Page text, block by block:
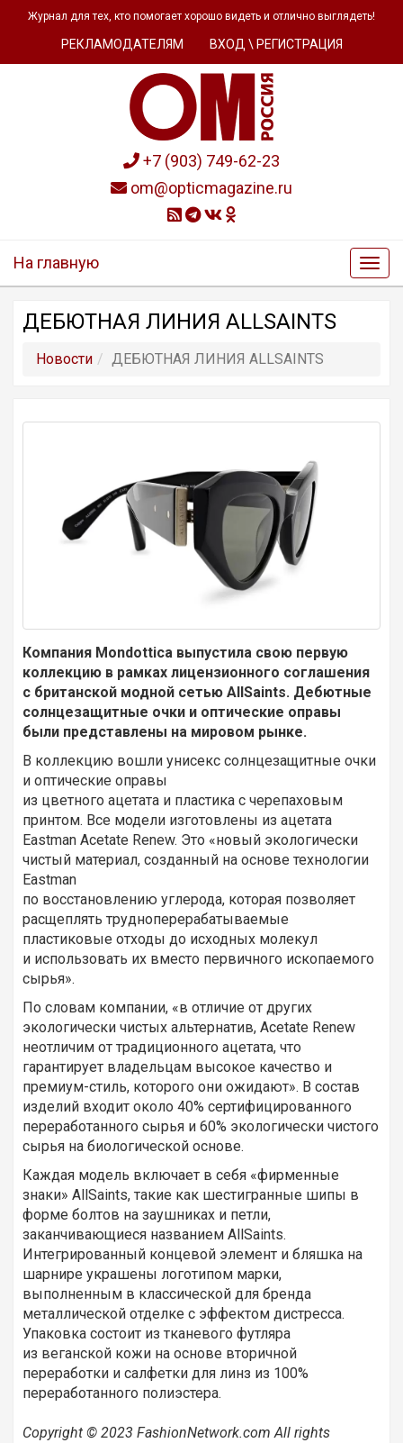
Журнал для тех, кто помогает хорошо видеть и отлично выглядеть!
РЕКЛАМОДАТЕЛЯМ ВХОД \ РЕГИСТРАЦИЯ
+7 (903) 749-62-23
om@opticmagazine.ru
На главную
ДЕБЮТНАЯ ЛИНИЯ ALLSAINTS
Новости ДЕБЮТНАЯ ЛИНИЯ ALLSAINTS
Компания Mondottica выпустила свою первую
коллекцию в рамках лицензионного соглашения
с британской модной сетью AllSaints. Дебютные
солнцезащитные очки и оптические оправы
были представлены на мировом рынке.
В коллекцию вошли унисекс солнцезащитные очки
и оптические оправы
из цветного ацетата и пластика с черепаховым
принтом. Все модели изготовлены из ацетата
Eastman Acetate Renew. Это «новый экологически
чистый материал, созданный на основе технологии
Eastman
по восстановлению углерода, которая позволяет
расщеплять трудноперерабатываемые
пластиковые отходы до исходных молекул
и использовать их вместо первичного ископаемого
сырья».
По словам компании, «в отличие от других
экологически чистых альтернатив, Acetate Renew
неотличим от традиционного ацетата, что
гарантирует владельцам высокое качество и
премиум-стиль, которого они ожидают». В состав
изделий входит около 40% сертифицированного
переработанного сырья и 60% экологически чистого
сырья на биологической основе.
Каждая модель включает в себя «фирменные
знаки» AllSaints, такие как шестигранные шипы в
форме болтов на заушниках и петли,
заканчивающиеся названием AllSaints.
Интегрированный концевой элемент и бляшка на
шарнире украшены логотипом марки,
выполненным в классической для бренда
металлической отделке с эффектом дистресса.
Упаковка состоит из тканевого футляра
из веганской кожи на основе вторичной
переработки и салфетки для линз из 100%
переработанного полиэстера.
Copyright © 2023 FashionNetwork.com All rights